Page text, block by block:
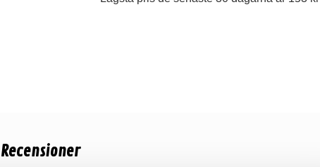
Recensioner